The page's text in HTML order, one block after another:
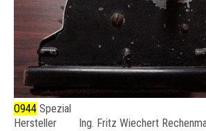
O944 Spezial
Hersteller Ing. Fritz Wiechert